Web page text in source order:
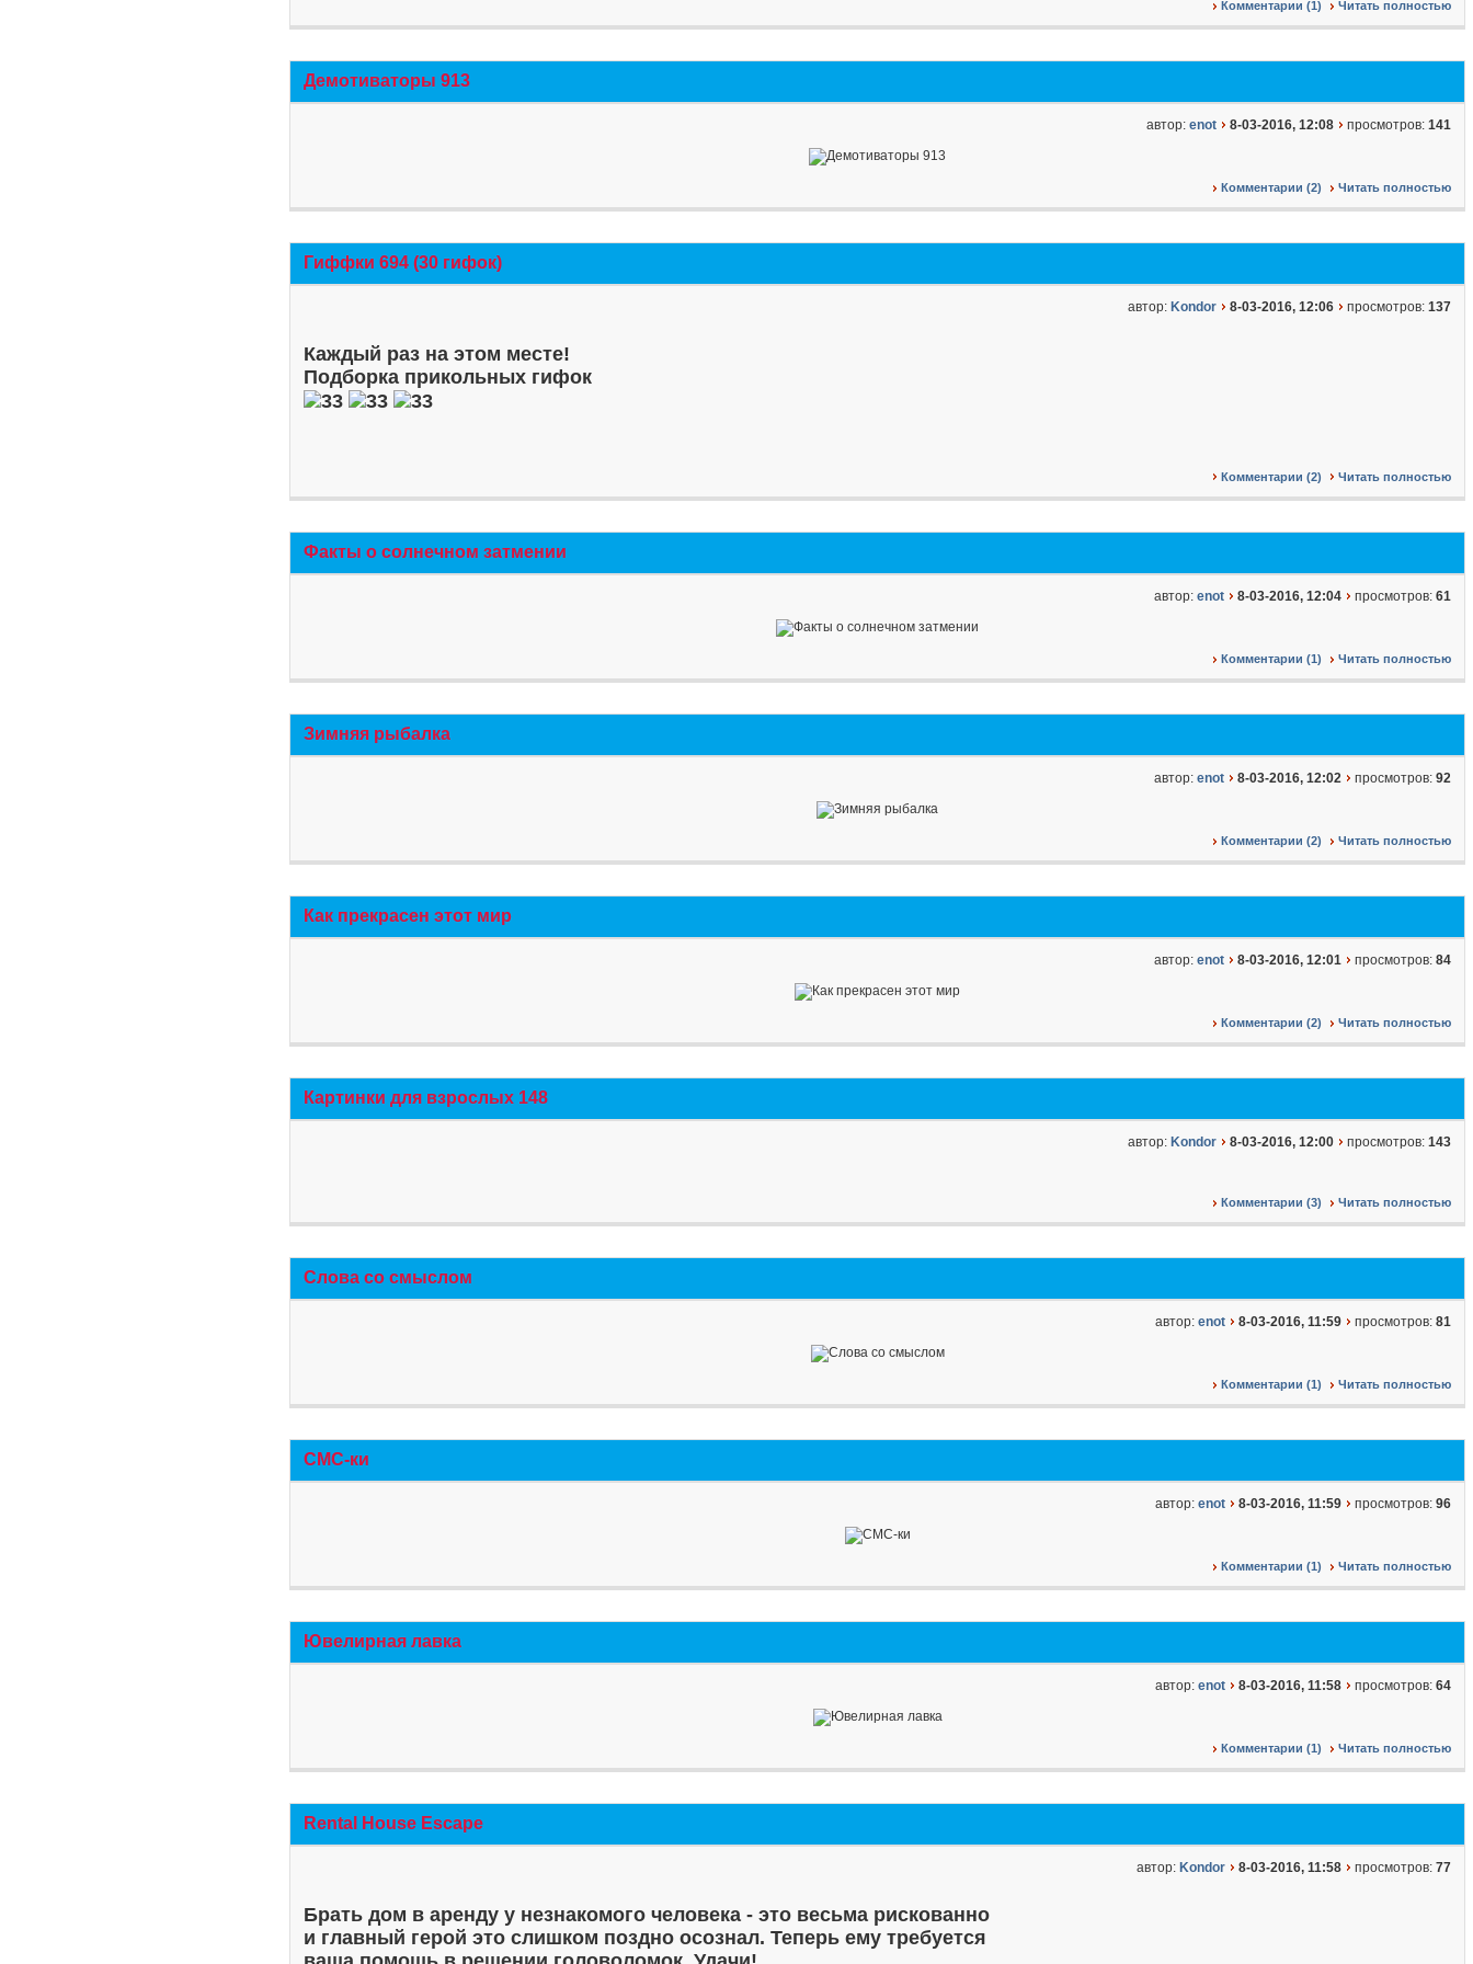
Комментарии (1) Читать полностью
Демотиваторы 913
автор: enot 8-03-2016, 12:08 просмотров: 141
Комментарии (2) Читать полностью
Гиффки 694 (30 гифок)
автор: Kondor 8-03-2016, 12:06 просмотров: 137
Каждый раз на этом месте!
Подборка прикольных гифок
Комментарии (2) Читать полностью
Факты о солнечном затмении
автор: enot 8-03-2016, 12:04 просмотров: 61
Комментарии (1) Читать полностью
Зимняя рыбалка
автор: enot 8-03-2016, 12:02 просмотров: 92
Комментарии (2) Читать полностью
Как прекрасен этот мир
автор: enot 8-03-2016, 12:01 просмотров: 84
Комментарии (2) Читать полностью
Картинки для взрослых 148
автор: Kondor 8-03-2016, 12:00 просмотров: 143
Комментарии (3) Читать полностью
Слова со смыслом
автор: enot 8-03-2016, 11:59 просмотров: 81
Комментарии (1) Читать полностью
СМС-ки
автор: enot 8-03-2016, 11:59 просмотров: 96
Комментарии (1) Читать полностью
Ювелирная лавка
автор: enot 8-03-2016, 11:58 просмотров: 64
Комментарии (1) Читать полностью
Rental House Escape
автор: Kondor 8-03-2016, 11:58 просмотров: 77
Брать дом в аренду у незнакомого человека - это весьма рискованно
и главный герой это слишком поздно осознал. Теперь ему требуется